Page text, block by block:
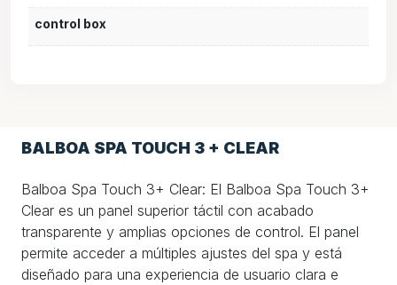
control box
BALBOA SPA TOUCH 3 + CLEAR
Balboa Spa Touch 3+ Clear: El Balboa Spa Touch 3+
Clear es un panel superior táctil con acabado
transparente y amplias opciones de control. El panel
permite acceder a múltiples ajustes del spa y está
diseñado para una experiencia de usuario clara e